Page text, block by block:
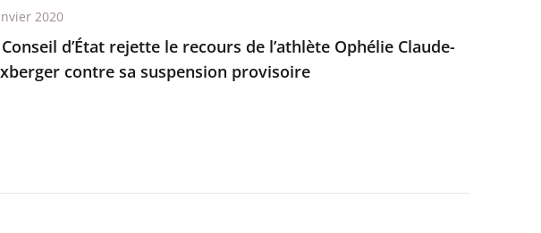
d’État rejette le recours de l’athlète Ophélie Claude-
contre sa suspension provisoire
2020